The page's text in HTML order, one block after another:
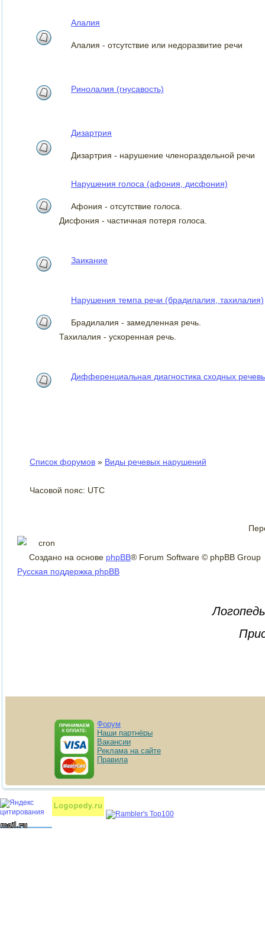
Алалия
Алалия - отсутствие или недоразвитие речи
Ринолалия (гнусавость)
Дизартрия
Дизартрия - нарушение членораздельной речи
Нарушения голоса (афония, дисфония)
Афония - отсутствие голоса.
Дисфония - частичная потеря голоса.
Заикание
Нарушения темпа речи (брадилалия, тахилалия)
Брадилалия - замедленная речь.
Тахилалия - ускоренная речь.
Дифференциальная диагностика сходных
Список форумов » Виды речевых нарушений
Часовой пояс: UTC
Создано на основе phpBB® Forum Software © phpBB Group
Русская поддержка phpBB
Форум
Наши партнёры
Вакансии
Реклама на сайте
Правила